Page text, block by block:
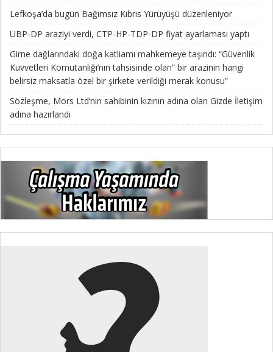
Lefkoşa’da bugün Bağımsız Kıbrıs Yürüyüşü düzenleniyor
UBP-DP araziyi verdi, CTP-HP-TDP-DP fiyat ayarlaması yaptı
Girne dağlarındaki doğa katliamı mahkemeye taşındı: “Güvenlik
Kuvvetleri Komutanlığı’nın tahsisinde olan” bir arazinin hangi
belirsiz maksatla özel bir şirkete verildiği merak konusu”
Sözleşme, Mors Ltd’nin sahibinin kızının adına olan Gizde İletişim
adına hazırlandı